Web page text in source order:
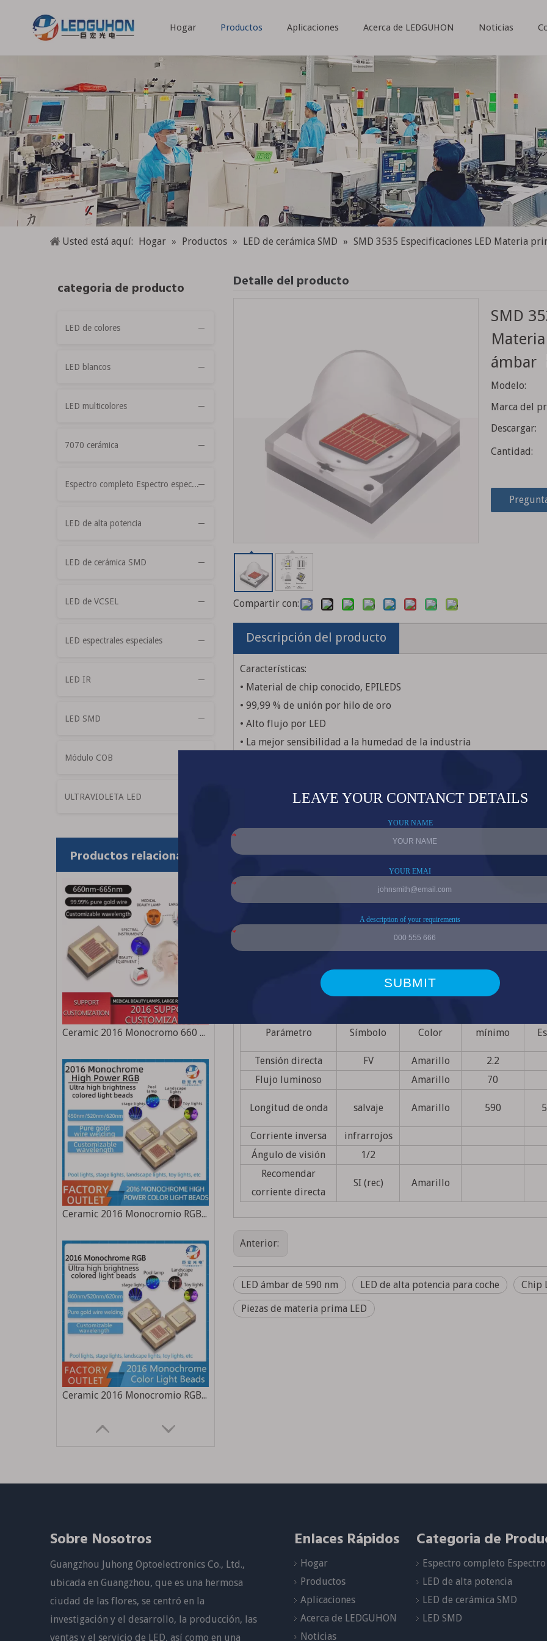
Hogar Productos Aplicaciones Acerca de LEDGUHON Noticias
Usted está aquí: Hogar » Productos » LED de cerámica SMD » SMD 3535 Especificaciones LED Materia
categoria de producto
LED de colores
LED blancos
LED multicolores
7070 cerámica
Espectro completo Espectro especial
LED de alta potencia
LED de cerámica SMD
LED de VCSEL
LED espectrales especiales
LED IR
LED SMD
Módulo COB
ULTRAVIOLETA LED
Productos relacionados
Ceramic 2016 Monocromo 660 nm Fuente de luz LED de belleza de alta potencia de alta potencia
Ceramic 2016 Monocromio RGB 9W Alta potencia Ultra High Brillo Piscina Fuente de luz Fuente de luz de color especial
Ceramic 2016 Monocromio RGB 3W Alta potencia Ultra High Brillo Piscina Fuente de luz de luz Fuente de luz especial
Detalle del producto
Compartir con:
SMD
ámbar
Modelo:
Marca del
Descargar:
Cantidad:
Descripción del producto
Características:
• Material de chip conocido, EPILEDS
• 99,99 % de unión por hilo de oro
• Alto flujo por LED
• La mejor sensibilidad a la humedad de la industria
• Funcionamiento con CC de bajo voltaje
Aplicaciones Típicas:
• Luces de lectura (coche, autobús, avión)
• Luces de techo/luces de techo
• Decorativo/Entretenimiento
Parámetro Símbolo Color mínimo
Tensión directa
FV Amarillo 2.2
Flujo luminoso
Amarillo 70
Longitud de onda salvaje Amarillo 590
Corriente inversa
infrarrojos
Ángulo de visión
1/2
Recomendar
corriente directa
SI (rec) Amarillo
Anterior:
LED ámbar de 590 nm LED de alta potencia para coche Chip
Piezas de materia prima LED
Sobre Nosotros
Guangzhou Juhong Optoelectronics Co., Ltd.,
ubicada en Guangzhou, que es una hermosa
ciudad de las flores, se centró en la
investigación y el desarrollo, la producción, las
ventas y el servicio de LED, así como en una
Enlaces Rápidos
Hogar
Productos
Aplicaciones
Acerca de LEDGUHON
Noticias
Categoria de
Espectro completo Espectro
LED de alta potencia
LED de cerámica SMD
LED SMD